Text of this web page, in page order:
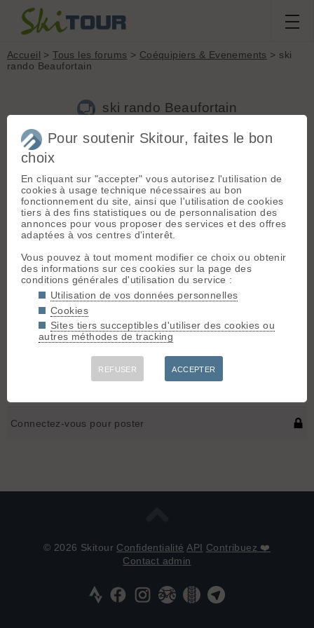
Accueil >Tous les forums > Coéquipiers & Evenements > ski
rando Beaufortain
ski rando Beaufortain
Nouveau sujet
A
andre83[10posts] - Le 12/05/2013 16:08
habite Toulon, recherche co-équipiers PACA, pour pratique ski
de rando Alpes jusqu'au beaufortain (logement Ok) ou massif
Mt Blanc, jusqu'à fin juin. le WE, départ le vendredi;
env.400m/h,
J JiTe[40posts] - Le 16/05/2013 18:10
Je suis dispo samedi matin pour faire une rando à ski dans le
Beaufortain. J'habite Annecy. viens-tu ce we?
Connectez-vous pour poster
© 2026 Skitour Confidentialité API Contribuez ❤️
Contact admin
Pour soutenir Skitour, faites le bon
choix
En cliquant sur "accepter" vous autorisez l'utilisation de
cookies à usage technique nécessaires au bon
fonctionnement du site, ainsi que l'utilisation de cookies
tiers à des fins statistiques ou de personnalisation des
annonces pour vous proposer des services et des offres
adaptées à vos centres d'interêt.
Vous pouvez à tout moment modifier ce choix ou obtenir
des informations sur ces cookies sur la page des
conditions générales d'utilisation du service :
Utilisation de vos données personnelles
Cookies
Sites tiers succeptibles d'utiliser des cookies ou
autres méthodes de tracking
REFUSER ACCEPTER